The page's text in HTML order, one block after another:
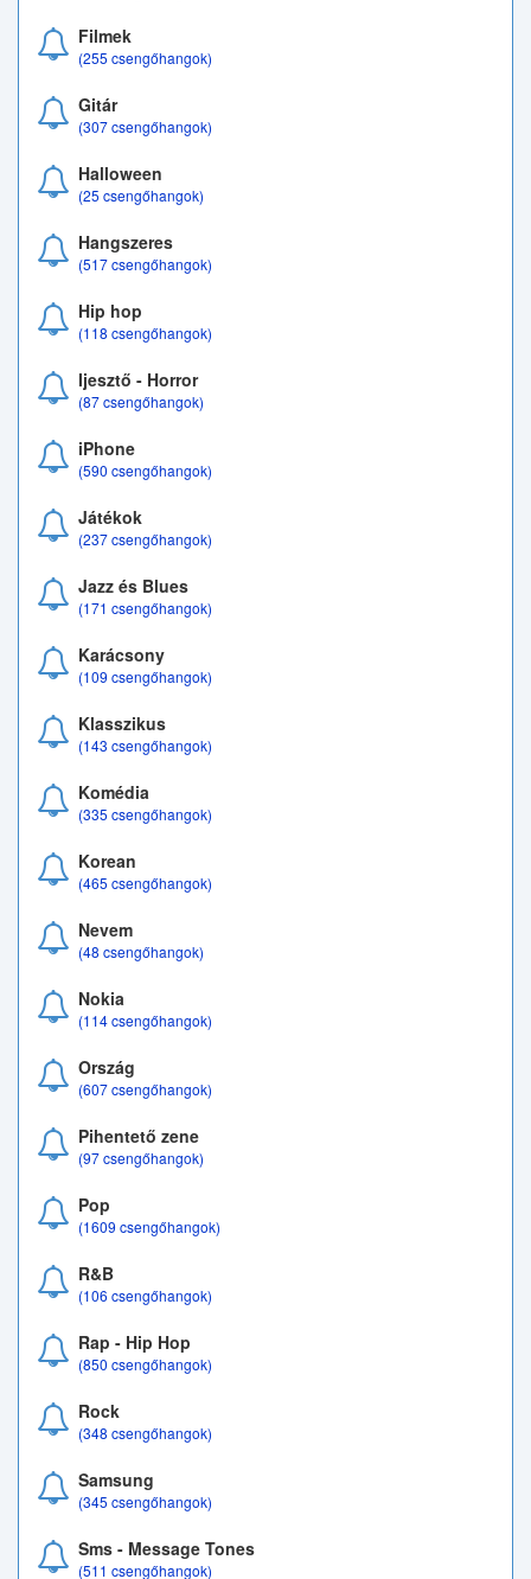
Filmek
(255 csengőhangok)
Gitár
(307 csengőhangok)
Halloween
(25 csengőhangok)
Hangszeres
(517 csengőhangok)
Hip hop
(118 csengőhangok)
Ijesztő - Horror
(87 csengőhangok)
iPhone
(590 csengőhangok)
Játékok
(237 csengőhangok)
Jazz és Blues
(171 csengőhangok)
Karácsony
(109 csengőhangok)
Klasszikus
(143 csengőhangok)
Komédia
(335 csengőhangok)
Korean
(465 csengőhangok)
Nevem
(48 csengőhangok)
Nokia
(114 csengőhangok)
Ország
(607 csengőhangok)
Pihentető zene
(97 csengőhangok)
Pop
(1609 csengőhangok)
R&B
(106 csengőhangok)
Rap - Hip Hop
(850 csengőhangok)
Rock
(348 csengőhangok)
Samsung
(345 csengőhangok)
Sms - Message Tones
(511 csengőhangok)